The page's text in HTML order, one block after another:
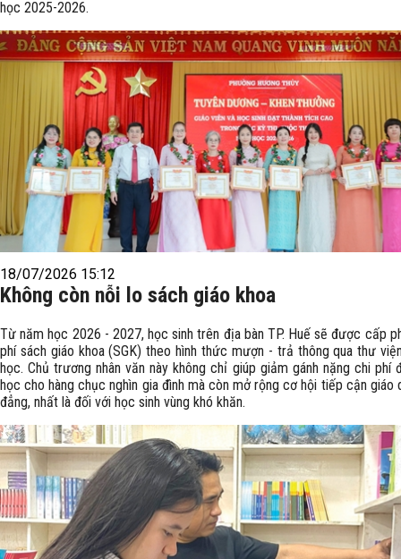
học 2025-2026.
18/07/2026 15:12
Không còn nỗi lo sách giáo khoa
Từ năm học 2026 - 2027, học sinh trên địa bàn TP. Huế sẽ được cấp
phí sách giáo khoa (SGK) theo hình thức mượn - trả thông qua thư
học. Chủ trương nhân văn này không chỉ giúp giảm gánh nặng chi phí
học cho hàng chục nghìn gia đình mà còn mở rộng cơ hội tiếp cận giáo
đẳng, nhất là đối với học sinh vùng khó khăn.